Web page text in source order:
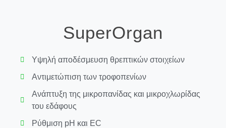
SuperOrgan
Υψηλή αποδέσμευση θρεπτικών στοιχείων
Αντιμετώπιση των τροφοπενίων
Ανάπτυξη της μικροπανίδας και μικροχλωρίδας
του εδάφους
Ρύθμιση pH και EC